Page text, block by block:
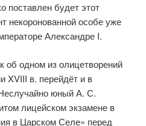
поставлен будет этот
некоронованной особе уже
Александре I.
об одном из олицетворений
XVIII в. перейдёт и в
юный А. С.
лицейском экзамене в
в Царском Селе» перед